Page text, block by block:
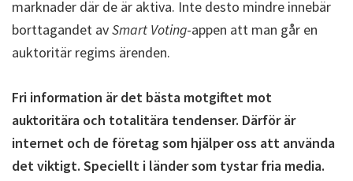
marknader där de är aktiva. Inte desto mindre innebär
borttagandet avSmart Voting-appen att man går en
auktoritär regims ärenden.
Fri information är det bästa motgiftet mot
auktoritära och totalitära tendenser. Därför är
internet och de företag som hjälper oss att använda
det viktigt. Speciellt i länder som tystar fria media.